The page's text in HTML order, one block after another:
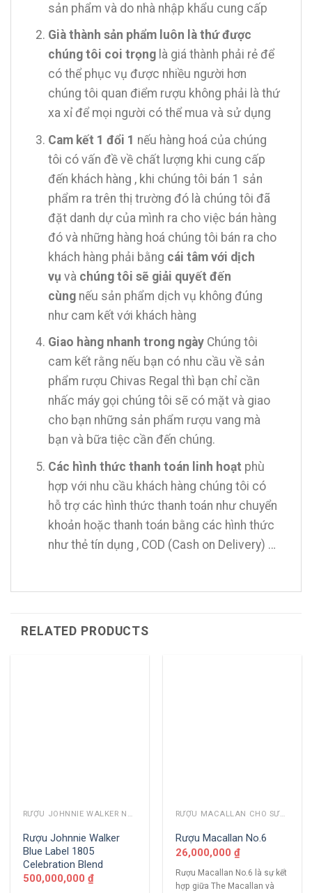
sản phẩm và do nhà nhập khẩu cung cấp
Già thành sản phẩm luôn là thứ được
chúng tôi coi trọnglà giá thành phải rẻ để
có thể phục vụ được nhiều người hơn
chúng tôi quan điểm rượu không phải là thứ
xa xỉ để mọi người có thể mua và sử dụng
Cam kết 1 đổi 1 nếu hàng hoá của chúng
tôi có vấn đề về chất lượng khi cung cấp
đến khách hàng , khi chúng tôi bán 1 sản
phẩm ra trên thị trường đó là chúng tôi đã
đặt danh dự của mình ra cho việc bán hàng
đó và những hàng hoá chúng tôi bán ra cho
khách hàng phải bằng cái tâm với dịch
vụ và chúng tôi sẽ giải quyết đến
cùngnếu sản phẩm dịch vụ không đúng
như cam kết với khách hàng
Giao hàng nhanh trong ngàyChúng tôi
cam kết rằng nếu bạn có nhu cầu về sản
phẩm rượu Chivas Regal thì bạn chỉ cần
nhấc máy gọi chúng tôi sẽ có mặt và giao
cho bạn những sản phẩm rượu vang mà
bạn và bữa tiệc cần đến chúng.
Các hình thức thanh toán linh hoạt phù
hợp với nhu cầu khách hàng chúng tôi có
hỗ trợ các hình thức thanh toán như chuyển
khoản hoặc thanh toán bằng các hình thức
như thẻ tín dụng , COD (Cash on Delivery) …
RELATED PRODUCTS
RƯỢU JOHNNIE WALKER NĂM CŨ
Rượu Johnnie Walker
Blue Label 1805
Celebration Blend
500,000,000 ₫
RƯỢU MACALLAN CHO SƯU TẦM
Rượu Macallan No.6
26,000,000 ₫
Rượu Macallan No.6 là sự kết
hợp giữa The Macallan và